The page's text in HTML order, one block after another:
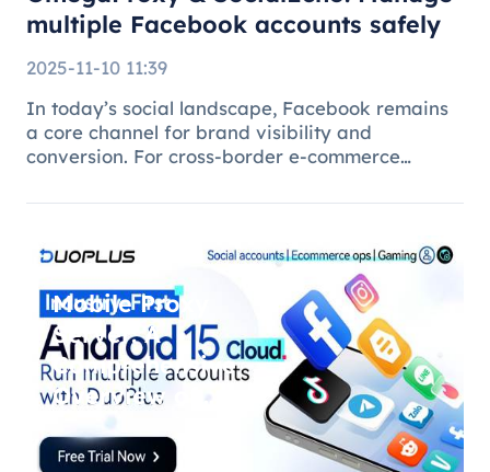
multiple Facebook accounts safely
2025-11-10 11:39
In today’s social landscape, Facebook remains
a core channel for brand visibility and
conversion. For cross-border e-commerce
managing multiple brand pages or regional
Mobile Proxy
Server: A
Comprehensive
Overview of
DuoPlus Cloud
Phone F